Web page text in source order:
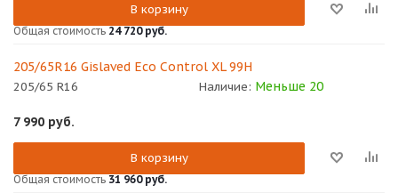
В корзину
Общая стоимость 24 720 руб.
205/65R16 Gislaved Eco Control XL 99H
205/65 R16 Наличие: Меньше 20
7 990 руб.
В корзину
Общая стоимость 31 960 руб.